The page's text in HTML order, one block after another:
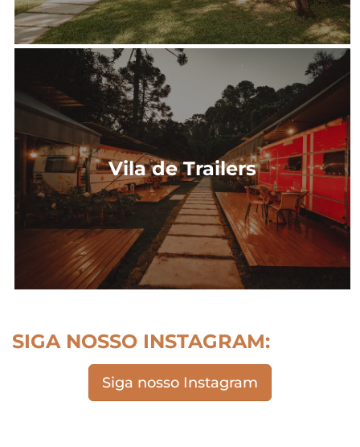
Vila de Trailers
SIGA NOSSO INSTAGRAM:
Siga nosso Instagram